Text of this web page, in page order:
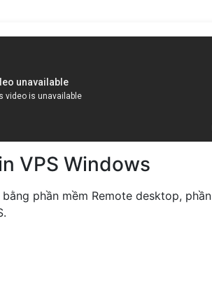
VPS Windows
phần mềm Remote desktop, phần